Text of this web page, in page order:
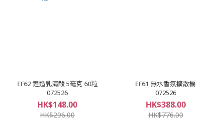
EF62 鋰造乳清酸 5毫克 60粒
072526
HK$148.00
HK$296.00
EF61 無水香氛擴散機
072526
HK$388.00
HK$776.00